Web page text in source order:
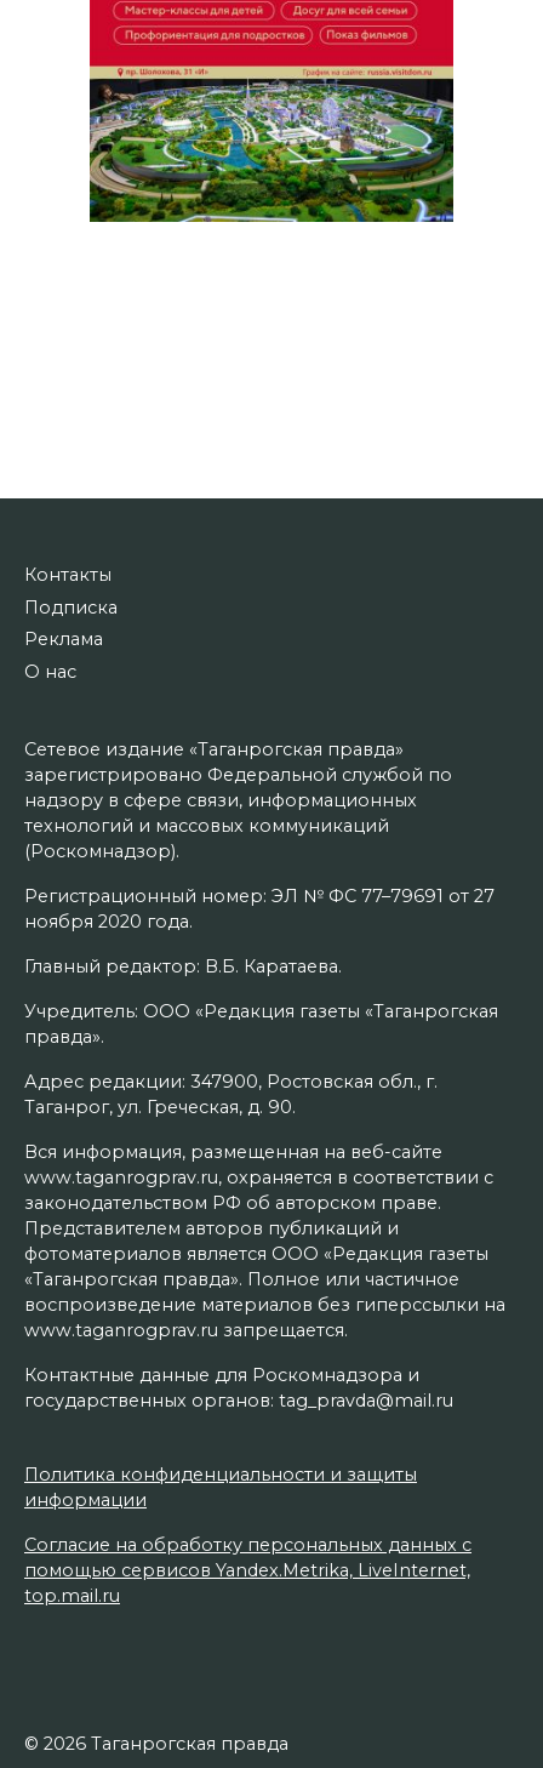
Контакты
Подписка
Реклама
О нас
Сетевое издание «Таганрогская правда»
зарегистрировано Федеральной службой по
надзору в сфере связи, информационных
технологий и массовых коммуникаций
(Роскомнадзор).
Регистрационный номер: ЭЛ № ФС 77–79691 от 27
ноября 2020 года.
Главный редактор: В.Б. Каратаева.
Учредитель: ООО «Редакция газеты «Таганрогская
правда».
Адрес редакции: 347900, Ростовская обл., г.
Таганрог, ул. Греческая, д. 90.
Вся информация, размещенная на веб-сайте
www.taganrogprav.ru, охраняется в соответствии с
законодательством РФ об авторском праве.
Представителем авторов публикаций и
фотоматериалов является ООО «Редакция газеты
«Таганрогская правда». Полное или частичное
воспроизведение материалов без гиперссылки на
www.taganrogprav.ru запрещается.
Контактные данные для Роскомнадзора и
государственных органов: tag_pravda@mail.ru
Политика конфиденциальности и защиты
информации
Согласие на обработку персональных данных с
помощью сервисов Yandex.Metrika, LiveInternet,
top.mail.ru
© 2026 Таганрогская правда